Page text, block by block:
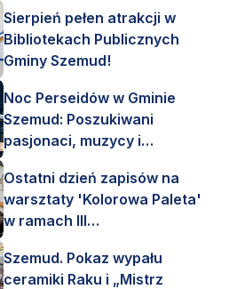
Sierpień pełen atrakcji w
Bibliotekach Publicznych
Gminy Szemud!
Noc Perseidów w Gminie
Szemud: Poszukiwani
pasjonaci, muzycy i
Ostatni dzień zapisów na
warsztaty 'Kolorowa Paleta'
w ramach III
Artystycznego.
Szemud. Pokaz wypału
ceramiki Raku i „Mistrz